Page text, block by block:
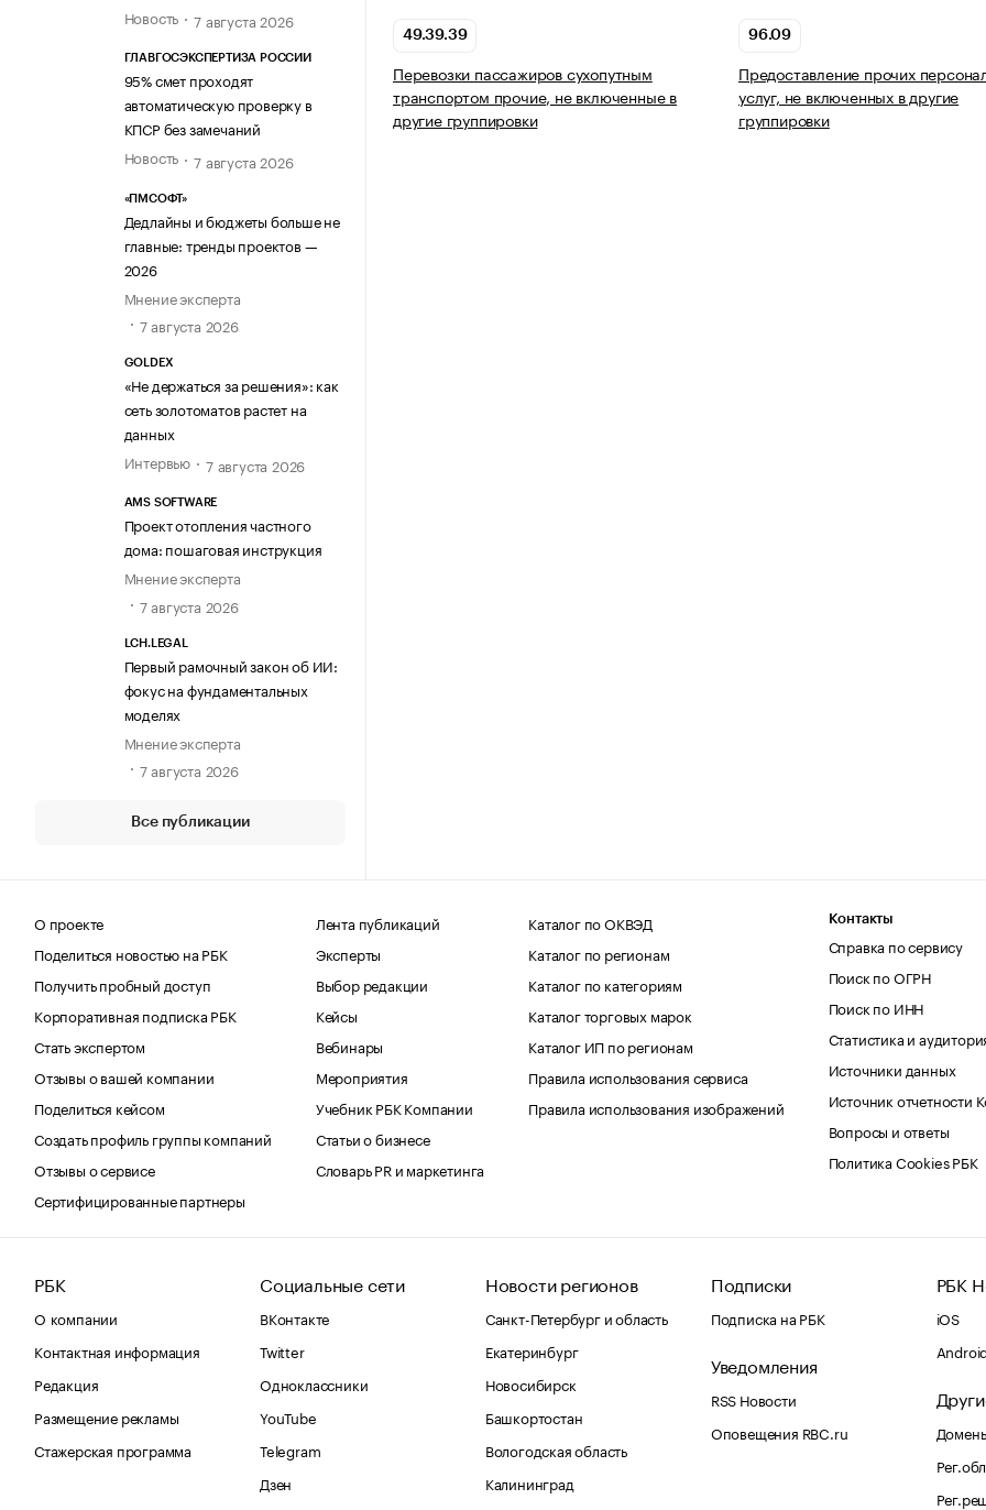
Новость
7 августа 2026
ГЛАВГОСЭКСПЕРТИЗА РОССИИ
95% смет проходят
автоматическую проверку в
КПСР без замечаний
Новость
7 августа 2026
«ПМСОФТ»
Дедлайны и бюджеты больше не
главные: тренды проектов —
2026
Мнение эксперта
7 августа 2026
GOLDEX
«Не держаться за решения»: как
сеть золотоматов растет на
данных
Интервью
7 августа 2026
AMS SOFTWARE
Проект отопления частного
дома: пошаговая инструкция
Мнение эксперта
7 августа 2026
LCH.LEGAL
Первый рамочный закон об ИИ:
фокус на фундаментальных
моделях
Мнение эксперта
7 августа 2026
Все публикации
49.39.39
Перевозки пассажиров сухопутным
транспортом прочие, не включенные в
другие группировки
96.09
Предоставление прочих
услуг, не включенных в другие
группировки
О проекте
Поделиться новостью на РБК
Получить пробный доступ
Корпоративная подписка РБК
Стать экспертом
Отзывы о вашей компании
Поделиться кейсом
Создать профиль группы компаний
Отзывы о сервисе
Сертифицированные партнеры
Лента публикаций
Эксперты
Выбор редакции
Кейсы
Вебинары
Мероприятия
Учебник РБК Компании
Статьи о бизнесе
Словарь PR и маркетинга
Каталог по ОКВЭД
Каталог по регионам
Каталог по категориям
Каталог торговых марок
Каталог ИП по регионам
Правила использования сервиса
Правила использования изображений
Контакты
Справка по сервису
Поиск по ОГРН
Поиск по ИНН
Статистика и
Источники данных
Источник отчетности
Вопросы и ответы
Политика Cookies РБК
РБК
О компании
Контактная информация
Редакция
Размещение рекламы
Стажерская программа
Социальные сети
ВКонтакте
Twitter
Одноклассники
YouTube
Telegram
Дзен
Новости регионов
Санкт-Петербург и область
Екатеринбург
Новосибирск
Башкортостан
Вологодская область
Калининград
Подписки
Подписка на РБК
Уведомления
RSS Новости
Оповещения RBC.ru
РБК
iOS